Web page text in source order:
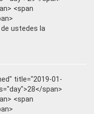
<span
ustedes la
title="2019-01-
span>
<span